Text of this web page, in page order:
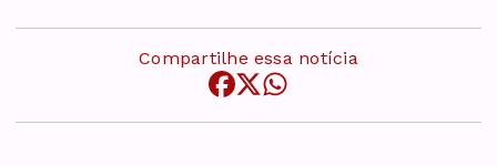
Compartilhe essa notícia